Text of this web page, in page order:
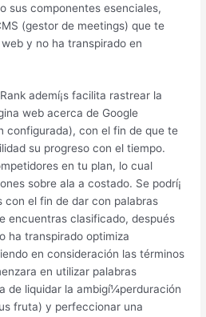
sus componentes esenciales,
(gestor de meetings) que te
y no ha transpirado en
ademí¡s facilita rastrear la
web acerca de Google
configurada), con el fin de que te
su progreso con el tiempo.
en tu plan, lo cual
sobre ala a costado. Se podrí¡
con el fin de dar con palabras
encuentras clasificado, después
ha transpirado optimiza
en consideración las términos
en utilizar palabras
de liquidar la ambigí¼perduración
fruta) y perfeccionar una